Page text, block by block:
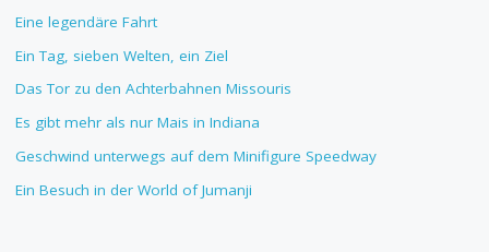
Eine legendäre Fahrt
Ein Tag, sieben Welten, ein Ziel
Das Tor zu den Achterbahnen Missouris
Es gibt mehr als nur Mais in Indiana
Geschwind unterwegs auf dem Minifigure Speedway
Ein Besuch in der World of Jumanji